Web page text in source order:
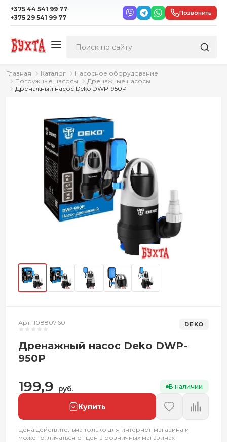
+375 44 541 99 77·
+375 29 541 99 77
Позвонить
Главная Каталог
Насосное оборудование
Погружные насосы
Дренажные насосы
Дренажный насос Deko DWP-950P
Арт. 10880760 DEKO
Дренажный насос Deko DWP-
950P
199,9 руб. В наличии
Купить
Цена действительна только для интернет-магазина и
может отличаться от цен в розничных магазинах